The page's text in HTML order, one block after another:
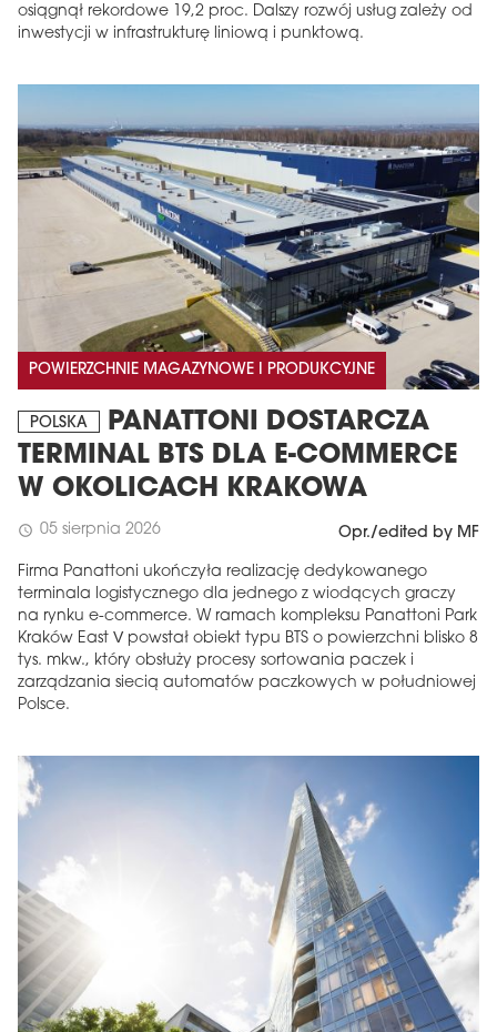
osiągnął rekordowe 19,2 proc. Dalszy rozwój usług zależy od
inwestycji w infrastrukturę liniową i punktową.
POWIERZCHNIE MAGAZYNOWE I PRODUKCYJNE
POLSKA
PANATTONI DOSTARCZA
TERMINAL BTS DLA E-COMMERCE
W OKOLICACH KRAKOWA
schedule 05 sierpnia 2026 Opr./edited by MF
Firma Panattoni ukończyła realizację dedykowanego
terminala logistycznego dla jednego z wiodących graczy
na rynku e-commerce. W ramach kompleksu Panattoni Park
Kraków East V powstał obiekt typu BTS o powierzchni blisko 8
tys. mkw., który obsłuży procesy sortowania paczek i
zarządzania siecią automatów paczkowych w południowej
Polsce.